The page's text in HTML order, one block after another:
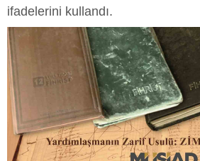
ifadelerini kullandı.